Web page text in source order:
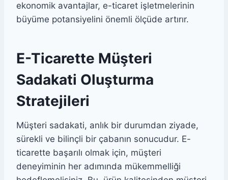
ekonomik avantajlar, e-ticaret işletmelerinin
büyüme potansiyelini önemli ölçüde artırır.
E-Ticarette Müşteri
Sadakati Oluşturma
Stratejileri
Müşteri sadakati, anlık bir durumdan ziyade,
sürekli ve bilinçli bir çabanın sonucudur. E-
ticarette başarılı olmak için, müşteri
deneyiminin her adımında mükemmelliği